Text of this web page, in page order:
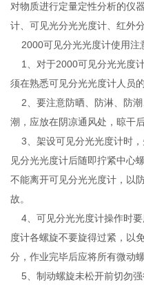
对物质进行定量定性分析的仪
计、可见光分光光度计、红外
2000可见分光光度计使用注
1、对于2000可见分光光度
须在熟悉可见分光光度计人员
2、要注意防晒、防淋、防潮
潮，应放在阴凉通风处，晾干后
3、架设可见分光光度计时
见分光光度计后随即拧紧中心
不能离开可见分光光度计，以
故。
4、可见分光光度计操作时
度计各螺旋不要旋得过紧，以
分，作业完毕后应将所有微动
5、制动螺旋未松开前切勿强